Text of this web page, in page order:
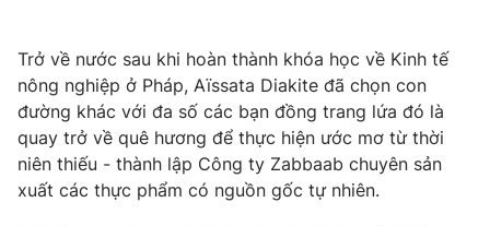
Thị trường
Góc doanh nghiệp
Truyền hình
Phim VTV
Hậu trường
Giải trí
Điện ảnh
Trở về nước sau khi hoàn thành khóa học về Kinh tế
nông nghiệp ở Pháp, Aïssata Diakite đã chọn con
đường khác với đa số các bạn đồng trang lứa đó là
quay trở về quê hương để thực hiện ước mơ từ thời
niên thiếu - thành lập Công ty Zabbaab chuyên sản
xuất các thực phẩm có nguồn gốc tự nhiên.